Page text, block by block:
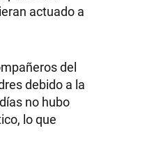
actuado a
del
debido a la
no hubo
lo que